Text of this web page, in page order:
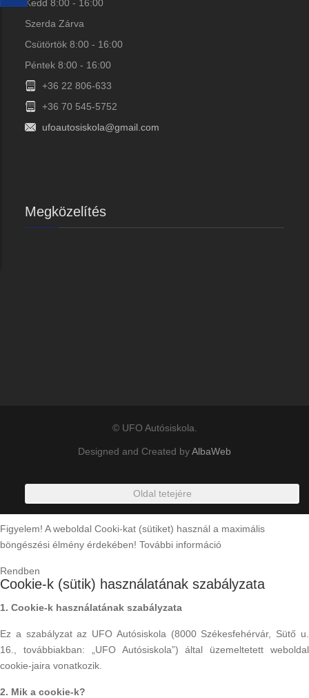
Kedd 8:00 - 16:00
Szerda Zárva
Csütörtök 8:00 - 16:00
Péntek 8:00 - 16:00
+36 22 806-633
+36 70 545-5752
ufoautosiskola@gmail.com
Megközelítés
© UFO Autósiskola.
Designed and Created byAlbaWeb
Oldal tetejére
Figyelem! A weboldal Cooki-kat (sütiket) használ a maximális
böngészési élmény érdekében! További információ
Rendben
Cookie-k (sütik) használatának szabályzata
1. Cookie-k használatának szabályzata
Ez a szabályzat az UFO Autósiskola (8000 Székesfehérvár, Sütő u.
16., továbbiakban: „UFO Autósiskola”) által üzemeltetett weboldal
cookie-jaira vonatkozik.
2. Mik a cookie-k?